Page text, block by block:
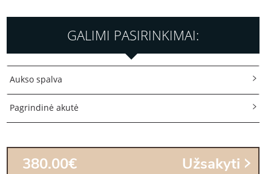
GALIMI PASIRINKIMAI:
Aukso spalva
Pagrindinė akutė
380.00€ Užsakyti